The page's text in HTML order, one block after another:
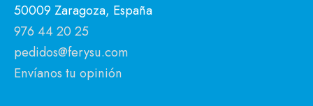
50009 Zaragoza, España
976 44 20 25
pedidos@ferysu.com
Envíanos tu opinión